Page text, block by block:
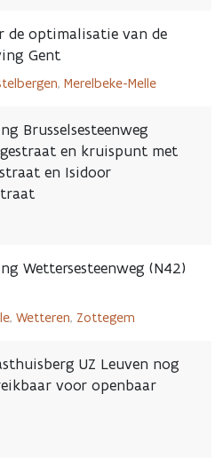
de optimalisatie van de
Gent
, Merelbeke-Melle
Brusselsesteenweg
en kruispunt met
en Isidoor
Wettersesteenweg (N42)
, Wetteren, Zottegem
UZ Leuven nog
voor openbaar